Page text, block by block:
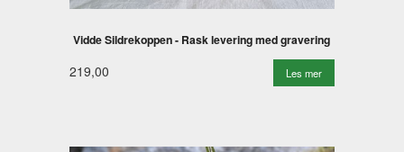
Vidde Sildrekoppen - Rask levering med gravering
219,00 Les mer